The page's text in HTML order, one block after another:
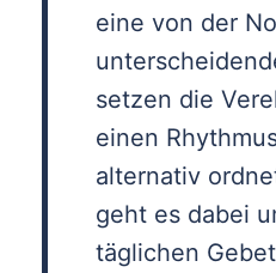
eine von der
setzen die
einen
alternativ
geht es dabei
täglichen